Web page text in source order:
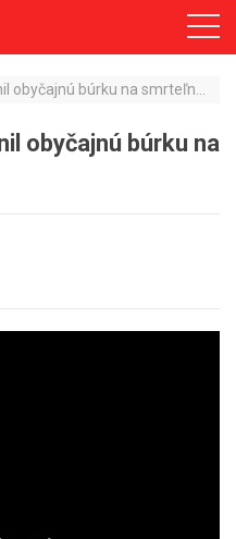
obyčajnú búrku na